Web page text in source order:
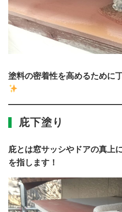
塗料の密着性を高めるために
庇下塗り
庇とは窓サッシやドアの真上
を指します！